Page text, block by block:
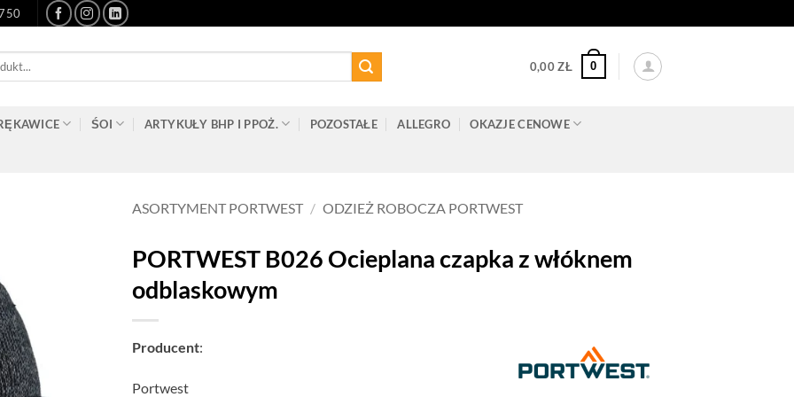
0,00ZŁ 0
ŚOI ARTYKUŁY BHP I PPOŻ. POZOSTAŁE ALLEGRO OKAZJE CENOWE
ASORTYMENT PORTWEST / ODZIEŻ ROBOCZA PORTWEST
PORTWEST B026 Ocieplana czapka z włóknem
odblaskowym
Producent:
Portwest